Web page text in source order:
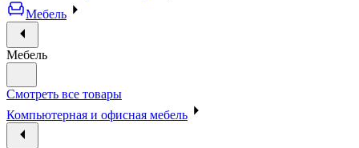
Мебель
Мебель
Смотреть все товары
Компьютерная и офисная мебель